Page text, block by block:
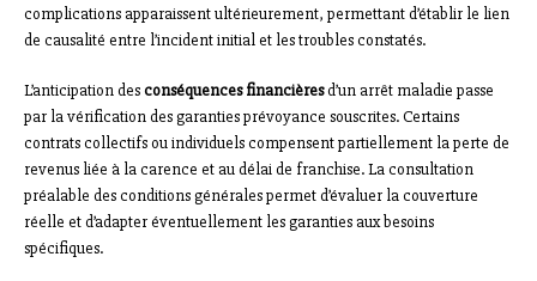
complications apparaissent ultérieurement, permettant d’établir le lien
de causalité entre l’incident initial et les troubles constatés.
L’anticipation desconséquences financièresd’un arrêt maladie passe
par la vérification des garanties prévoyance souscrites. Certains
contrats collectifs ou individuels compensent partiellement la perte de
revenus liée à la carence et au délai de franchise. La consultation
préalable des conditions générales permet d’évaluer la couverture
réelle et d’adapter éventuellement les garanties aux besoins
spécifiques.